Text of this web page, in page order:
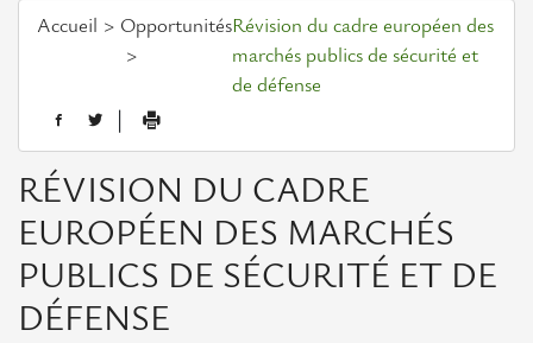
Accueil OpportunitésRévision du cadre européen des
marchés publics de sécurité et
de défense
RÉVISION DU CADRE
EUROPÉEN DES MARCHÉS
PUBLICS DE SÉCURITÉ ET DE
DÉFENSE
Assemblée
Actualités européennes
Opportunités
Appels
à